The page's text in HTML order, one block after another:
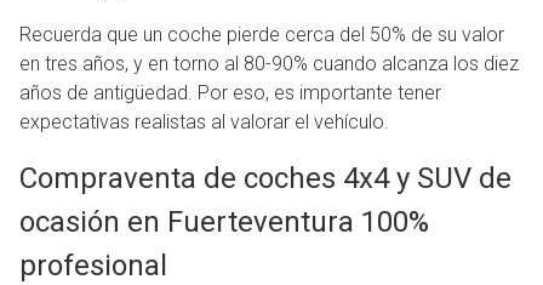
Recuerda que un coche pierde cerca del 50% de su valor
en tres años, y en torno al 80-90% cuando alcanza los diez
años de antigüedad. Por eso, es importante tener
expectativas realistas al valorar el vehículo.
Compraventa de coches 4x4 y SUV de
ocasión en Fuerteventura 100%
profesional